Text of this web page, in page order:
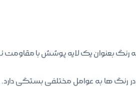
به رنگ بعنوان یک لایه پوشش با
ها به عوامل مختلفی بستگی دارد.